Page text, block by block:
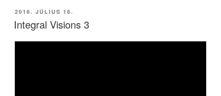
BEKÜLDVE:
2016. JÚLIUS 16.
Integral Visions 3